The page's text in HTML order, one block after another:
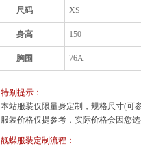
尺码 XS
身高 150
胸围 76A
特别提示：
本站服装仅限量身定制，规格尺寸(可
服装价格仅提参考，实际价格会因您
靓蝶服装定制流程：